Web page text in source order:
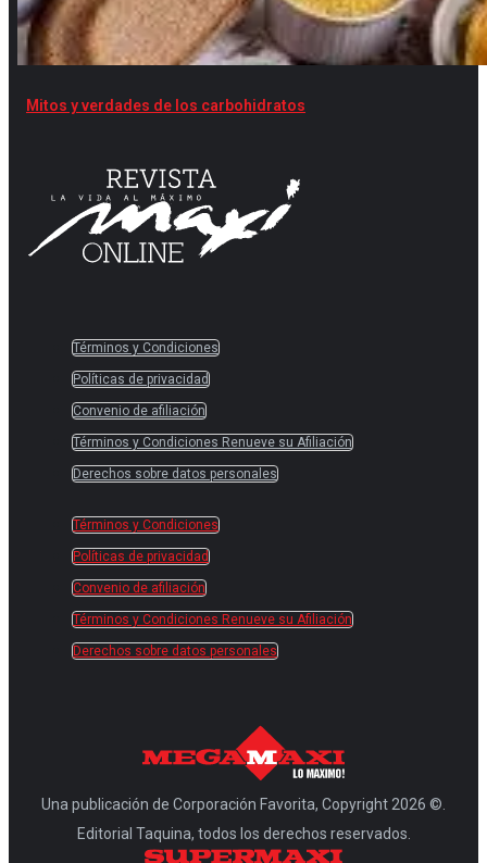
Mitos y verdades de los carbohidratos
Términos y Condiciones
Políticas de privacidad
Convenio de afiliación
Términos y Condiciones Renueve su Afiliación
Derechos sobre datos personales
Términos y Condiciones
Políticas de privacidad
Convenio de afiliación
Términos y Condiciones Renueve su Afiliación
Derechos sobre datos personales
Una publicación de Corporación Favorita, Copyright 2026 ©.
Editorial Taquina, todos los derechos reservados.